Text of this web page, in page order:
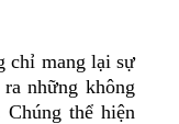
chỉ mang lại sự
những không
thể hiện